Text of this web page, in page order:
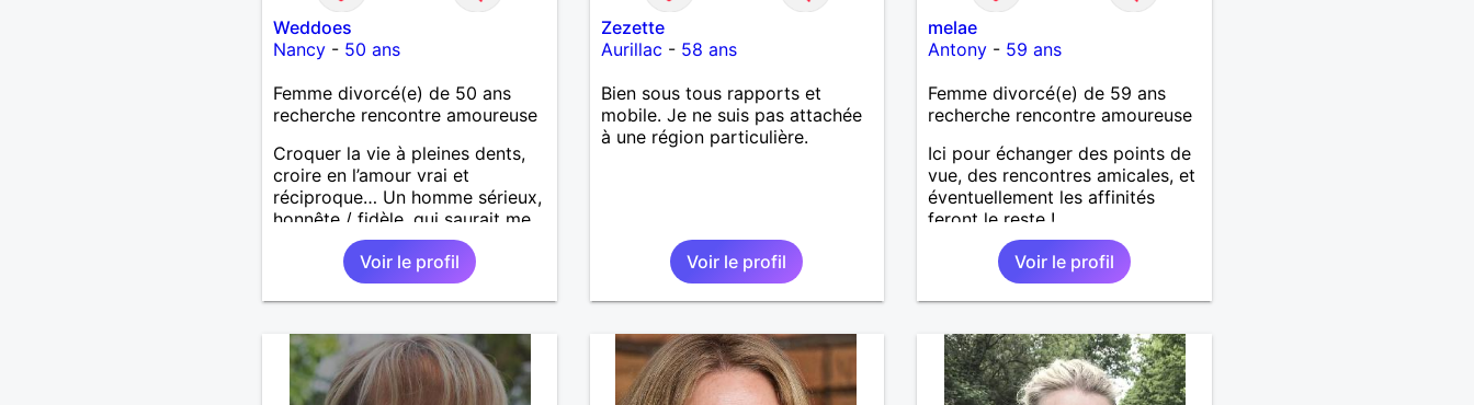
Weddoes
Nancy- 50 ans
Femme divorcé(e) de 50 ans
recherche rencontre amoureuse
Croquer la vie à pleines dents,
croire en l’amour vrai et
réciproque… Un homme sérieux,
honnête / fidèle, qui saurait me
faire rire à nouveau, est le bien
Voir le profil
Zezette
Aurillac - 58 ans
Bien sous tous rapports et
mobile. Je ne suis pas attachée
à une région particulière.
Voir le profil
melae
Antony - 59 ans
Femme divorcé(e) de 59 ans
recherche rencontre amoureuse
Ici pour échanger des points de
vue, des rencontres amicales, et
éventuellement les affinités
feront le reste !
Voir le profil